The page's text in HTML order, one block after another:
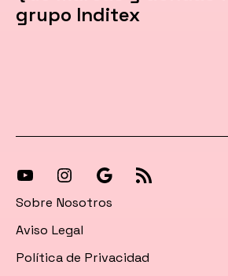
grupo Inditex
[27-
icon
icon=»fa
fa-
[27-
icon
icon=»fa
fa-
Síguenos
News
Sobre Nosotros
Aviso Legal
Política de Privacidad